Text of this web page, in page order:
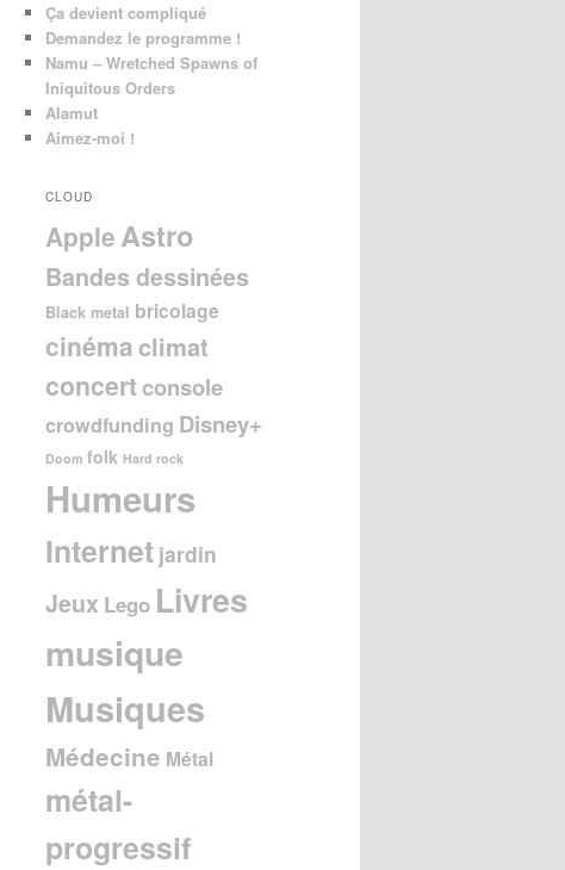
Ça devient compliqué
Demandez le programme !
Namu – Wretched Spawns of
Iniquitous Orders
Alamut
Aimez-moi !
CLOUD
Apple Astro
Bandes dessinées
Black metal bricolage
cinéma climat
concertconsole
crowdfunding Disney+
Doom folk Hard rock
Humeurs
Internet jardin
Jeux Lego Livres
musique
Musiques
Médecine Métal
métal-
progressif